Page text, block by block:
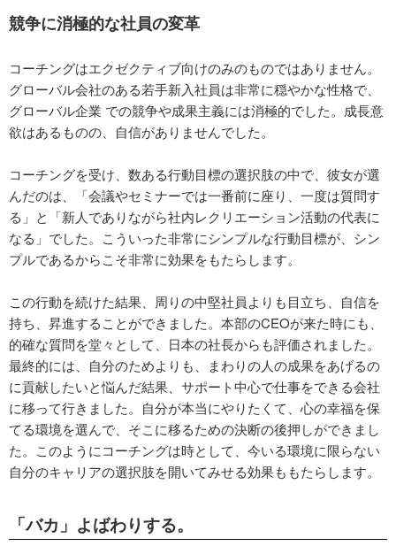
競争に消極的な社員の変革
コーチングはエクゼクティブ向けのみのものではありません。
グローバル会社のある若手新入社員は非常に穏やかな性格で、
グローバル企業 での競争や成果主義には消極的でした。成長意
欲はあるものの、自信がありませんでした。
コーチングを受け、数ある行動目標の選択肢の中で、彼女が選
んだのは、「会議やセミナーでは一番前に座り、一度は質問す
る」と「新人でありながら社内レクリエーション活動の代表に
なる」でした。こういった非常にシンプルな行動目標が、シン
プルであるからこそ非常に効果をもたらします。
この行動を続けた結果、周りの中堅社員よりも目立ち、自信を
持ち、昇進することができました。本部のCEOが来た時にも、
的確な質問を堂々として、日本の社長からも評価されました。
最終的には、自分のためよりも、まわりの人の成果をあげるの
に貢献したいと悩んだ結果、サポート中心で仕事をできる会社
に移って行きました。自分が本当にやりたくて、心の幸福を保
てる環境を選んで、そこに移るための決断の後押しができまし
た。このようにコーチングは時として、今いる環境に限らない
自分のキャリアの選択肢を開いてみせる効果ももたらします。
「バカ」よばわりする。